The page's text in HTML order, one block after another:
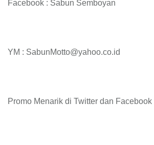
Facebook : Sabun Semboyan
YM : SabunMotto@yahoo.co.id
Promo Menarik di Twitter dan Facebook